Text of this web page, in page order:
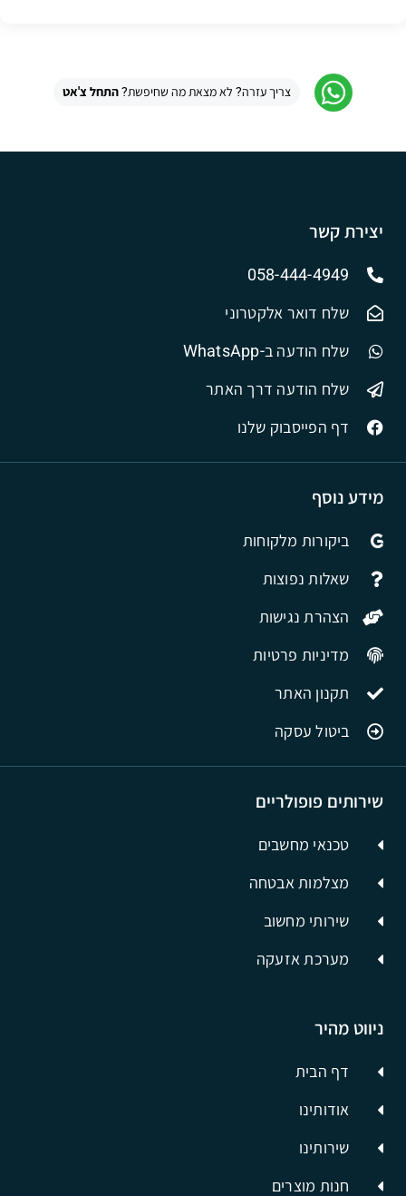
צריך עזרה? לא מצאת מה שחיפשת?התחל צ'אט
ניווט מהיר
דף הבית
אודותינו
שירותינו
חנות מוצרים
שירותים פופולריים
טכנאי מחשבים
מצלמות אבטחה
שירותי מחשוב
מערכת אזעקה
מידע נוסף
ביקורות מלקוחות
שאלות נפוצות
הצהרת נגישות
מדיניות פרטיות
תקנון האתר
ביטול עסקה
יצירת קשר
058-444-4949
שלח דואר אלקטרוני
שלח הודעה ב-WhatsApp
שלח הודעה דרך האתר
דף הפייסבוק שלנו